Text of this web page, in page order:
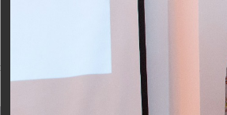
детских домов Кемеровской